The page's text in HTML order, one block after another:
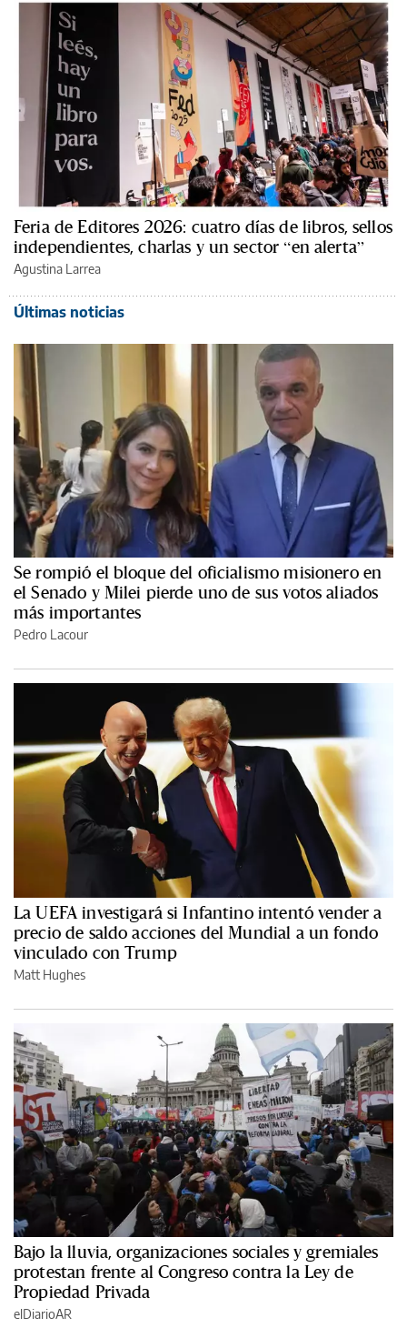
Feria de Editores 2026: cuatro días de libros, sellos
independientes, charlas y un sector “en alerta”
Agustina Larrea
Últimas noticias
Se rompió el bloque del oficialismo misionero en
el Senado y Milei pierde uno de sus votos aliados
más importantes
Pedro Lacour
La UEFA investigará si Infantino intentó vender a
precio de saldo acciones del Mundial a un fondo
vinculado con Trump
Matt Hughes
Bajo la lluvia, organizaciones sociales y gremiales
protestan frente al Congreso contra la Ley de
Propiedad Privada
elDiarioAR